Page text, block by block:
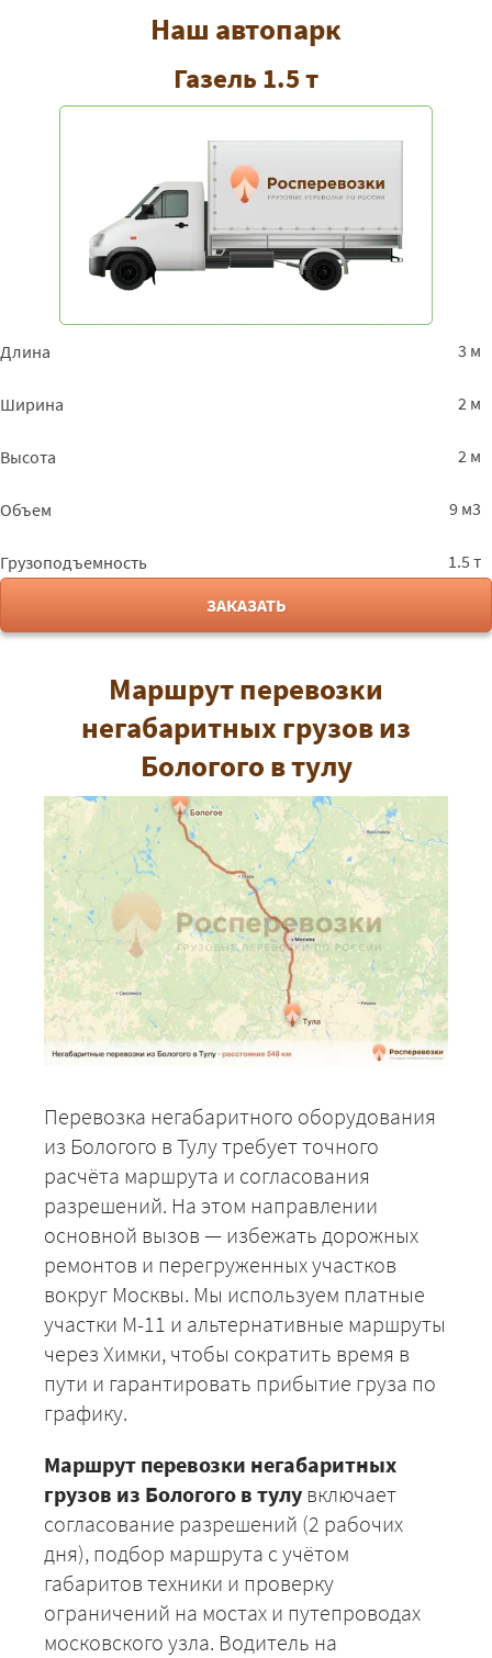
Наш автопарк
Газель 1.5 т
Длина 3 м
Ширина 2 м
Высота 2 м
Объем 9 м3
Грузоподъемность
1.5 т
ЗАКАЗАТЬ
Маршрут перевозки
негабаритных грузов из
Бологого в тулу
Перевозка негабаритного оборудования
из Бологого в Тулу требует точного
расчёта маршрута и согласования
разрешений. На этом направлении
основной вызов — избежать дорожных
ремонтов и перегруженных участков
вокруг Москвы. Мы используем платные
участки М-11 и альтернативные маршруты
через Химки, чтобы сократить время в
пути и гарантировать прибытие груза по
графику.
Маршрут перевозки негабаритных
грузов из Бологого в тулу включает
согласование разрешений (2 рабочих
дня), подбор маршрута с учётом
габаритов техники и проверку
ограничений на мостах и путепроводах
московского узла. Водитель на
+7 (499) 520-05-23